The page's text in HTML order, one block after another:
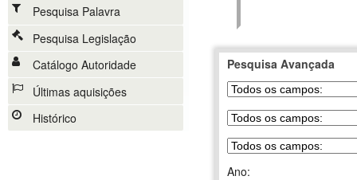
Pesquisa Palavra
Pesquisa Legislação
Catálogo Autoridade
Últimas aquisições
Histórico
Pesquisa Avançada
Ano: